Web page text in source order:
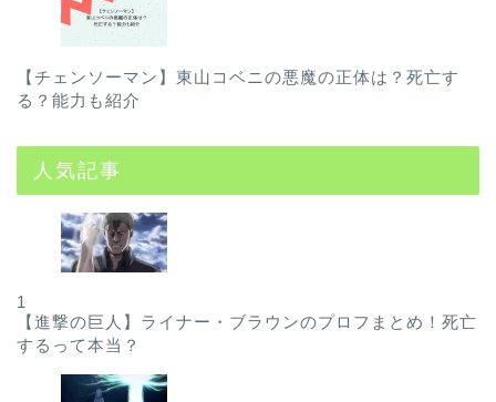
【チェンソーマン】東山コベニの悪魔の正体は？死亡す
る？能力も紹介
人気記事
1
【進撃の巨人】ライナー・ブラウンのプロフまとめ！死亡
するって本当？